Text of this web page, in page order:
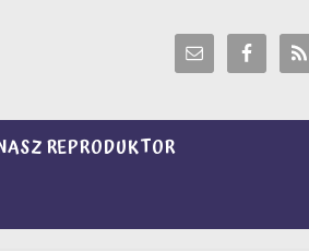
REPRODUKTOR